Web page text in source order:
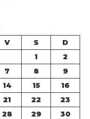
V S
D
1
2
7 8
9
14 15
16
21 22
23
28 29
30